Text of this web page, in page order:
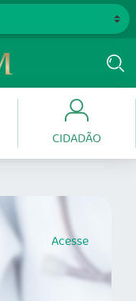
CIDADÃO
Acesse